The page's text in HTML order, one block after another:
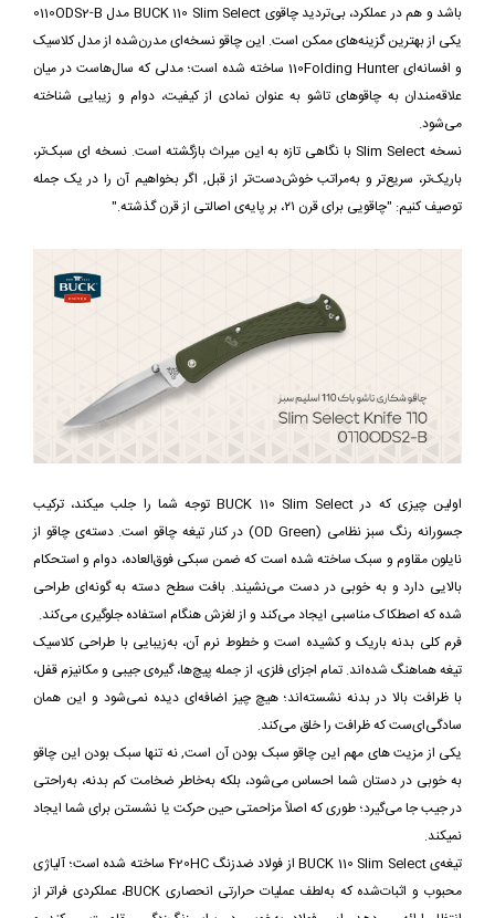
باشد و هم در عملکرد، بی‌تردید چاقوی BUCK 110 Slim Select مدل 0110ODS2-B
یکی از بهترین گزینه‌های ممکن است. این چاقو نسخه‌ای مدرن‌شده از مدل کلاسیک
و افسانه‌ای 110Folding Hunter ساخته شده است؛ مدلی که سال‌هاست در میان
علاقه‌مندان به چاقوهای تاشو به عنوان نمادی از کیفیت، دوام و زیبایی شناخته
می‌شود.
نسخه Slim Select با نگاهی تازه به این میراث بازگشته است. نسخه ای سبک‌تر،
باریک‌تر، سریع‌تر و به‌مراتب خوش‌دست‌تر از قبل, اگر بخواهیم آن را در یک جمله
توصیف کنیم: "چاقویی برای قرن ۲۱، بر پایه‌ی اصالتی از قرن گذشته."
اولین چیزی که در BUCK 110 Slim Select توجه شما را جلب میکند، ترکیب
جسورانه رنگ سبز نظامی (OD Green) در کنار تیغه‌ چاقو است. دسته‌ی چاقو از
نایلون مقاوم و سبک ساخته شده است که ضمن سبکی فوق‌العاده، دوام و استحکام
بالایی دارد و به خوبی در دست می‌نشیند. بافت سطح دسته به گونه‌ای طراحی
شده که اصطکاک مناسبی ایجاد می‌کند و از لغزش هنگام استفاده جلوگیری می‌کند.
فرم کلی بدنه باریک و کشیده است و خطوط نرم آن، به‌زیبایی با طراحی کلاسیک
تیغه هماهنگ شده‌اند. تمام اجزای فلزی، از جمله پیچ‌ها، گیره‌ی جیبی و مکانیزم قفل،
با ظرافت بالا در بدنه نشسته‌اند؛ هیچ چیز اضافه‌ای دیده نمی‌شود و این همان
سادگی‌ای‌ست که ظرافت را خلق می‌کند.
یکی از مزیت های مهم این چاقو سبک بودن آن است, نه تنها سبک بودن این چاقو
به خوبی در دستان شما احساس می‌شود، بلکه به‌خاطر ضخامت کم بدنه، به‌راحتی
در جیب جا می‌گیرد؛ طوری که اصلاً مزاحمتی حین حرکت یا نشستن برای شما ایجاد
نمیکند.
تیغه‌ی BUCK 110 Slim Select از فولاد ضدزنگ 420HC ساخته شده است؛ آلیاژی
محبوب و اثبات‌شده که به‌لطف عملیات حرارتی انحصاری BUCK، عملکردی فراتر از